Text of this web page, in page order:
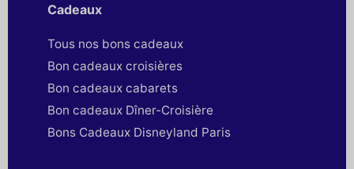
Cadeaux
Tous nos bons cadeaux
Bon cadeaux croisières
Bon cadeaux cabarets
Bon cadeaux Dîner-Croisière
Bons Cadeaux Disneyland Paris